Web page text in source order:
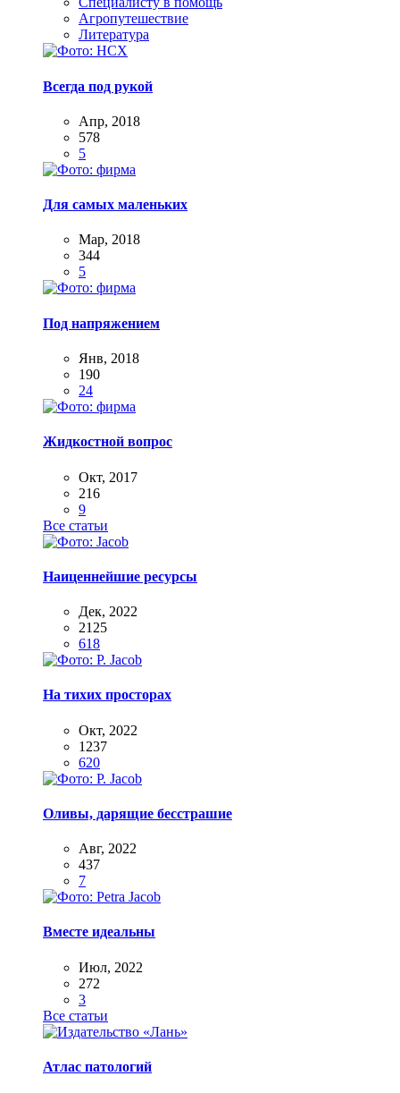
Агропутешествие
Литература
Всегда под рукой
Апр, 2018
578
5
Для самых маленьких
Мар, 2018
344
5
Под напряжением
Янв, 2018
190
24
Жидкостной вопрос
Окт, 2017
216
9
Все статьи
Наиценнейшие ресурсы
Дек, 2022
2125
618
На тихих просторах
Окт, 2022
1237
620
Оливы, дарящие бесстрашие
Авг, 2022
437
7
Вместе идеальны
Июл, 2022
272
3
Все статьи
Атлас патологий